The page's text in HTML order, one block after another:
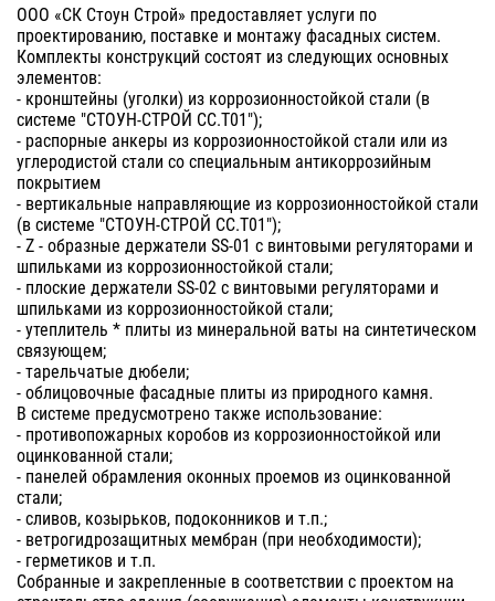
ООО «СК Стоун Строй» предоставляет услуги по
проектированию, поставке и монтажу фасадных систем.
Комплекты конструкций состоят из следующих основных
элементов:
- кронштейны (уголки) из коррозионностойкой стали (в
системе "СТОУН-СТРОЙ СС.Т01");
- распорные анкеры из коррозионностойкой стали или из
углеродистой стали со специальным антикоррозийным
покрытием
- вертикальные направляющие из коррозионностойкой стали
(в системе "СТОУН-СТРОЙ СС.Т01");
- Z - образные держатели SS-01 с винтовыми регуляторами и
шпильками из коррозионностойкой стали;
- плоские держатели SS-02 с винтовыми регуляторами и
шпильками из коррозионностойкой стали;
- утеплитель * плиты из минеральной ваты на синтетическом
связующем;
- тарельчатые дюбели;
- облицовочные фасадные плиты из природного камня.
В системе предусмотрено также использование:
- противопожарных коробов из коррозионностойкой или
оцинкованной стали;
- панелей обрамления оконных проемов из оцинкованной
стали;
- сливов, козырьков, подоконников и т.п.;
- ветрогидрозащитных мембран (при необходимости);
- герметиков и т.п.
Собранные и закрепленные в соответствии с проектом на